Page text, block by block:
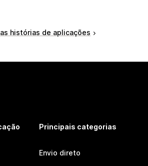
histórias de aplicações
Principais categorias
Envio direto